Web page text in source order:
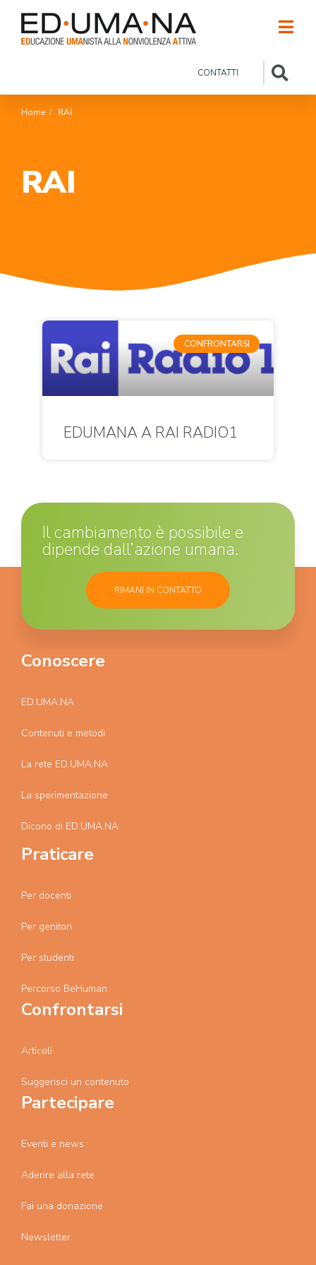
CONTATTI
Home / RAI
RAI
CONFRONTARSI
EDUMANA A RAI RADIO1
Il cambiamento è possibile e
dipende dall’azione umana.
RIMANI IN CONTATTO
Conoscere
ED.UMA.NA
Contenuti e metodi
La rete ED.UMA.NA
La sperimentazione
Dicono di ED.UMA.NA
Praticare
Per docenti
Per genitori
Per studenti
Percorso BeHuman
Confrontarsi
Articoli
Suggerisci un contenuto
Partecipare
Eventi e news
Aderire alla rete
Fai una donazione
Newsletter